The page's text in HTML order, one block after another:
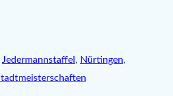
Jedermannstaffel , Nürtingen,